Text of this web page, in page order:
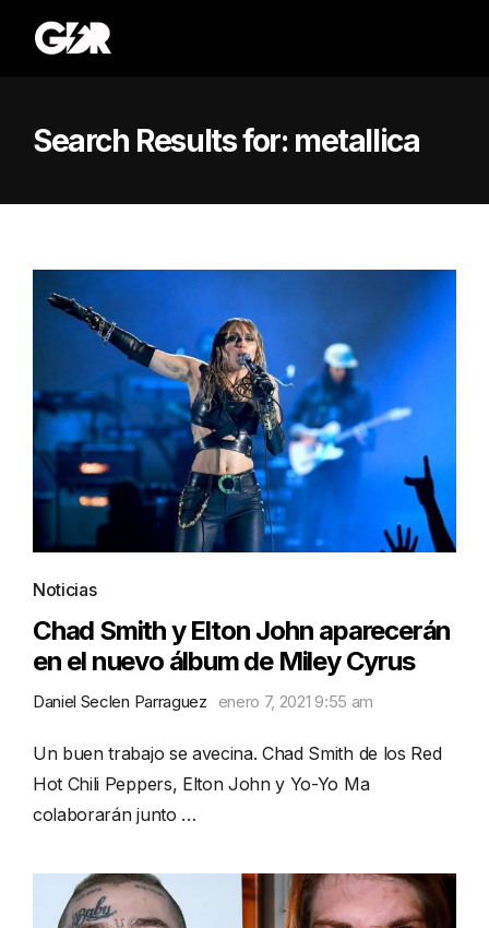
Search Results for: metallica
Noticias
Chad Smith y Elton John aparecerán
en el nuevo álbum de Miley Cyrus
Daniel Seclen Parraguez enero 7, 2021 9:55 am
Un buen trabajo se avecina. Chad Smith de los Red
Hot Chili Peppers, Elton John y Yo-Yo Ma
colaborarán junto …